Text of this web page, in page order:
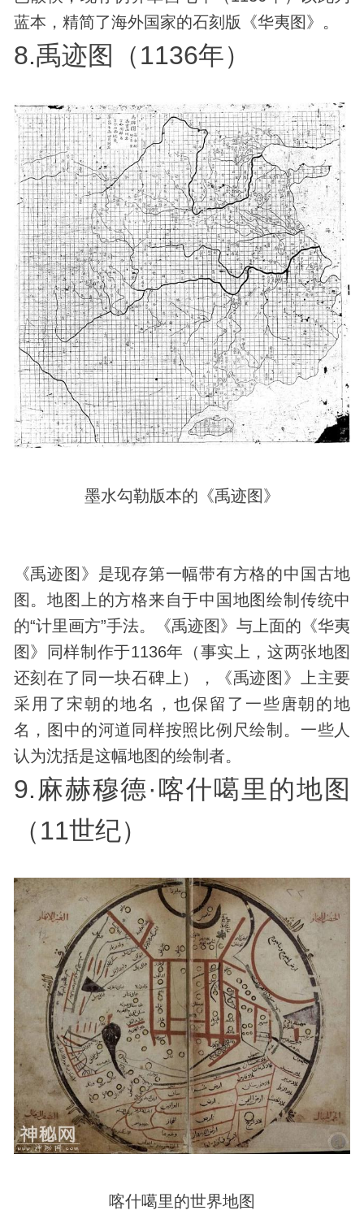
蓝本，精简了海外国家的石刻版《华夷图》。
8.禹迹图（1136年）
墨水勾勒版本的《禹迹图》
《禹迹图》是现存第一幅带有方格的中国古地
图。地图上的方格来自于中国地图绘制传统中
的“计里画方”手法。《禹迹图》与上面的《华夷
图》同样制作于1136年（事实上，这两张地图
还刻在了同一块石碑上），《禹迹图》上主要
采用了宋朝的地名，也保留了一些唐朝的地
名，图中的河道同样按照比例尺绘制。一些人
认为沈括是这幅地图的绘制者。
9.麻赫穆德·喀什噶里的地图
（11世纪）
喀什噶里的世界地图